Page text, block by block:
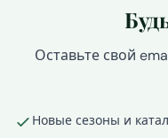
Оставьте свой
Новые сезоны и